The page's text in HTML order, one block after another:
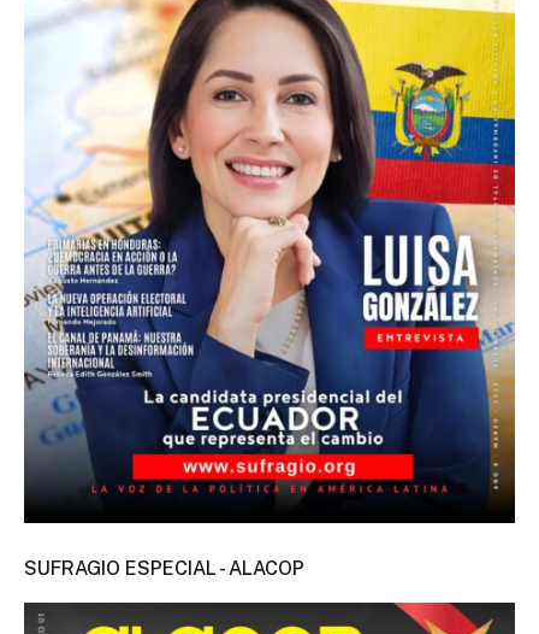
SUFRAGIO ESPECIAL - ALACOP